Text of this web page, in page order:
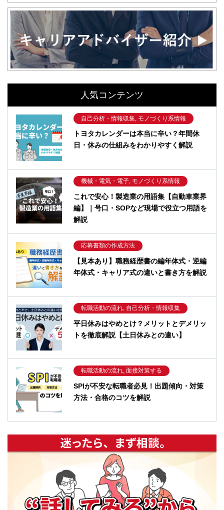
人気コンテンツ
自己分析・情報収集, モノづくり系情報
トヨタカレンダーは本当に辛い？年間休
日・休みの仕組みをわかりやすく解説
機械・電気・電子, モノづくり系情報
これで安心！製造業の用語集【自動車業界
編】｜号口・SOPなど現場で役立つ用語を
解説
応募書類の作成方法
【見本あり】職務経歴書の編年体式・逆編
年体式・キャリア式の違いと書き方を解説
転職活動の流れ, 自己分析・情報収集
平日休みはやめとけ？メリットとデメリッ
トを徹底解説【土日休みとの違い】
転職活動の流れ, 面接対策する
SPIが不安な転職者必見！出題傾向・対策
方法・合格のコツを解説